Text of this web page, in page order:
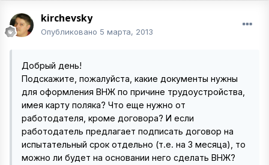
kirchevsky
Опубликовано 5 марта, 2013
Добрый день!
Подскажите, пожалуйста, какие документы нужны
для оформления ВНЖ по причине трудоустройства,
имея карту поляка? Что еще нужно от
работодателя, кроме договора? И если
работодатель предлагает подписать договор на
испытательный срок отдельно (т.е. на 3 месяца), то
можно ли будет на основании него сделать ВНЖ?